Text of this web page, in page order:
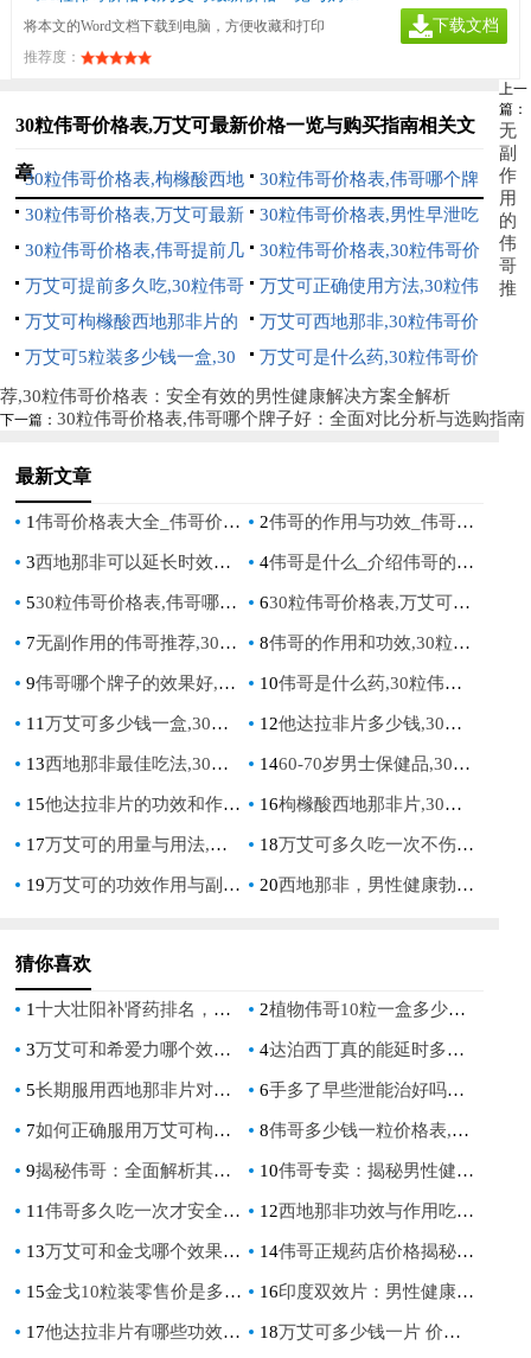
将本文的Word文档下载到电脑，方便收藏和打印
推荐度：
下载文档
30粒伟哥价格表,万艾可最新价格一览与购买指南相关文
章30粒伟哥价格表,枸橼酸西地
那非片价格详解与购买指南
30粒伟哥价格表,伟哥哪个牌
子好：全面对比分析与选购指
南
30粒伟哥价格表,万艾可最新
价格一览与购买指南
30粒伟哥价格表,男性早泄吃
啥药：全面解析与选购指南
30粒伟哥价格表,伟哥提前几
个小时吃：全面指南与价格对
比
30粒伟哥价格表,30粒伟哥价
格表：最新市场价格分析与购
买指南
万艾可提前多久吃,30粒伟哥
价格表：科学用药指南与价格
对比分析
万艾可正确使用方法,30粒伟
哥价格表：全面指南与价格分
析
万艾可枸橼酸西地那非片的
功效,30粒伟哥价格表：全面
解析与价格指南
万艾可西地那非,30粒伟哥价
格表：全面了解价格与购买指
南
万艾可5粒装多少钱一盒,30
粒伟哥价格表：2023年最新价
格对比与购买指南
万艾可是什么药,30粒伟哥价
格表：全面解析与价格指南
上一
篇：
无
副
作
用
的
伟
哥
推
荐,30粒伟哥价格表：安全有效的男性健康解决方案全解析
下一篇： 30粒伟哥价格表,伟哥哪个牌子好：全面对比分析与选购指南
最新文章
1伟哥价格表大全_伟哥价格一览表，详细了解价格及产品信息 2伟哥的作用与功效_伟哥：功能、用途及其优势
3西地那非可以延长时效吗_西地那非是否具有延长药效的作用？ 4伟哥是什么_介绍伟哥的用途，剂量与注意事项
530粒伟哥价格表,伟哥哪个牌子好：全面对比分析与选购指南 630粒伟哥价格表,万艾可最新价格一览与购买指南
7无副作用的伟哥推荐,30粒伟哥价格表：安全有效的男性健康解决方案全解析 8伟哥的作用和功效,30粒伟哥价格表：全面解析与价格对比指南
9伟哥哪个牌子的效果好,30粒伟哥价格表：全面对比与选购指南 10伟哥是什么药,30粒伟哥价格表：全面解析与价格指南
11万艾可多少钱一盒,30粒伟哥价格表：最新价格分析与购买指南 12他达拉非片多少钱,30粒伟哥价格表：2023年最新价格对比与购买指南
13西地那非最佳吃法,30粒伟哥价格表：科学用药指南与价格对比分析 1460-70岁男士保健品,30粒伟哥价格表：中老年男性健康指南与价格对比分析
15他达拉非片的功效和作用及禁忌,30粒伟哥价格表：全面解析与价格指南 16枸橼酸西地那非片,30粒伟哥价格表：全面了解市场价格与购买指南
17万艾可的用量与用法,科学指导男性健康用药指南 18万艾可多久吃一次不伤身体,安全用药指南,副作用与服用频率解析
19万艾可的功效作用与副作用,全面解析男性健康用药指南 20西地那非，男性健康勃起功能障碍的有效药物
猜你喜欢
1十大壮阳补肾药排名，助你重振雄风！ 2植物伟哥10粒一盒多少钱, 价格详情及购买指南
3万艾可和希爱力哪个效果更好？全面对比分析 4达泊西丁真的能延时多久？揭秘其效果与使用时长
5长期服用西地那非片对身体的危害,医生详解五大副作用与安全用药指南 6手多了早些泄能治好吗，科学解答与有效改善方法
7如何正确服用万艾可枸橼酸西地那非片？ 8伟哥多少钱一粒价格表,伟哥价格一览：一粒多少钱？
9揭秘伟哥：全面解析其功效与作用 10伟哥专卖：揭秘男性健康市场的热门选择
11伟哥多久吃一次才安全,正确服用方法与频率全解析 12西地那非功效与作用吃法，全面解析男性健康必备知识
13万艾可和金戈哪个效果好？详细对比与用户真实体验分享 14伟哥正规药店价格揭秘：每片多少钱？
15金戈10粒装零售价是多少？最新价格及购买指南 16印度双效片：男性健康新趋势
17他达拉非片有哪些功效和作用？有哪些禁忌使用情况？ 18万艾可多少钱一片 价格解析及购买指南